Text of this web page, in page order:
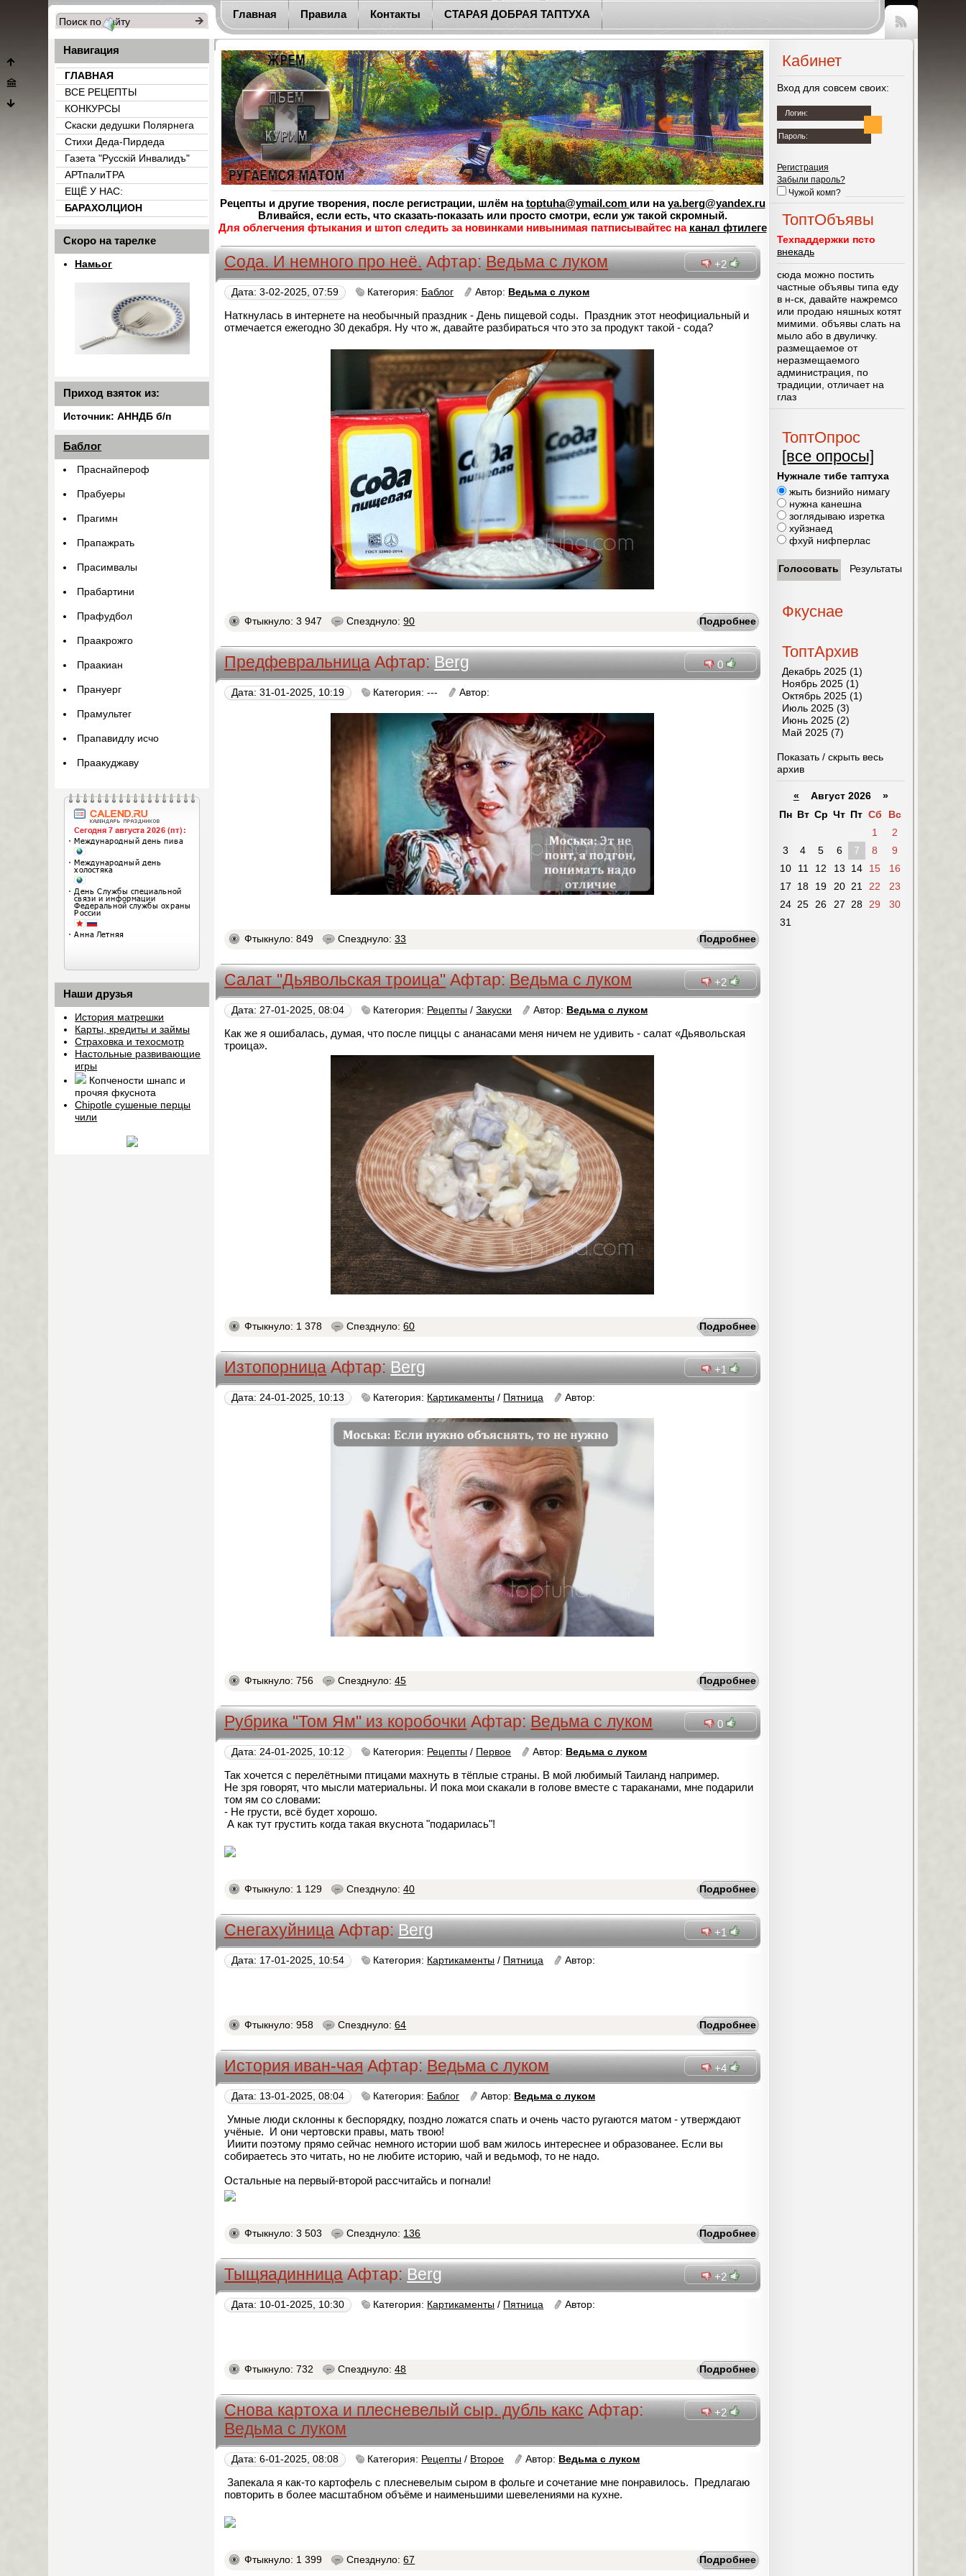
Главная Правила Контакты СТАРАЯ ДОБРАЯ ТАПТУХА
Чтение
Рецепты и другие творения, после регистрации, шлём наtoptuha@ymail.com или наya.berg@yandex.ru
Вливайся, если есть, что сказать-показать или просто смотри, если уж такой скромный.
Для облегчения фтыкания и штоп следить за новинками нивынимая патписывайтес на канал фтилеге
+2
Сода. И немного про неё. Афтар:Ведьма с луком
Дата: 3-02-2025, 07:59 Категория: Баблог Автор: Ведьма с луком
Наткнулась в интернете на необычный праздник - День пищевой соды. Праздник этот неофициальный и
отмечается ежегодно 30 декабря. Ну что ж, давайте разбираться что это за продукт такой - сода?
Подробнее
Фтыкнуло: 3 947 Спезднуло:90
0
Предфевральница Афтар:Berg
Дата: 31-01-2025, 10:19 Категория: --- Автор:
Подробнее
Фтыкнуло: 849 Спезднуло:33
+2
Салат "Дьявольская троица" Афтар:Ведьма с луком
Дата: 27-01-2025, 08:04 Категория: Рецепты /Закуски Автор: Ведьма с луком
Как же я ошибалась, думая, что после пиццы с ананасами меня ничем не удивить - салат «Дьявольская
троица».
Подробнее
Фтыкнуло: 1 378 Спезднуло:60
+1
Изтопорница Афтар:Berg
Дата: 24-01-2025, 10:13 Категория: Картикаменты / Пятница Автор:
Подробнее
Фтыкнуло: 756 Спезднуло:45
0
Рубрика "Том Ям" из коробочки Афтар:Ведьма с луком
Дата: 24-01-2025, 10:12 Категория: Рецепты / Первое Автор: Ведьма с луком
Так хочется с перелётными птицами махнуть в тёплые страны. В мой любимый Таиланд например.
Не зря говорят, что мысли материальны. И пока мои скакали в голове вместе с тараканами, мне подарили
том ям со словами:
- Не грусти, всё будет хорошо.
А как тут грустить когда такая вкуснота "подарилась"!
Подробнее
Фтыкнуло: 1 129 Спезднуло:40
+1
Снегахуйница Афтар:Berg
Дата: 17-01-2025, 10:54 Категория: Картикаменты / Пятница Автор:
Подробнее
Фтыкнуло: 958 Спезднуло:64
+4
История иван-чая Афтар:Ведьма с луком
Дата: 13-01-2025, 08:04 Категория: Баблог Автор: Ведьма с луком
Умные люди склонны к беспорядку, поздно ложатся спать и очень часто ругаются матом - утверждают
учёные. И они чертовски правы, мать твою!
Ииити поэтому прямо сейчас немного истории шоб вам жилось интереснее и образованее. Если вы
собираетесь это читать, но не любите историю, чай и ведьмоф, то не надо.
Остальные на первый-второй рассчитайсь и погнали!
Подробнее
Фтыкнуло: 3 503 Спезднуло: 136
+2
Тыщяадинница Афтар:Berg
Дата: 10-01-2025, 10:30 Категория: Картикаменты / Пятница Автор:
Подробнее
Фтыкнуло: 732 Спезднуло:48
+2
Снова картоха и плесневелый сыр. дубль какс Афтар:
Ведьма с луком
Дата: 6-01-2025, 08:08 Категория: Рецепты / Второе Автор: Ведьма с луком
Запекала я как-то картофель с плесневелым сыром в фольге и сочетание мне понравилось. Предлагаю
повторить в более масштабном объёме и наименьшими шевелениями на кухне.
Подробнее
Фтыкнуло: 1 399 Спезднуло:67
Кабинет
Вход для совсем своих:
Логин:
Пароль:
Регистрация
Забыли пароль?
Чужой комп?
ТоптОбъявы
Техпаддержки псто
внекадь
сюда можно постить
частные объявы типа еду
в н-ск, давайте нажремсо
или продаю няшных котят
мимими. объявы слать на
мыло або в двуличку.
размещаемое от
неразмещаемого
администрация, по
традиции, отличает на
глаз
ТоптОпрос
[все опросы]
Нужнале тибе таптуха
жыть бизнийо нимагу
нужна канешна
зоглядываю изретка
хуйзнаед
фхуй нифперлас
Фкуснае
ТоптАрхив
Декабрь 2025 (1)
Ноябрь 2025 (1)
Октябрь 2025 (1)
Июль 2025 (3)
Июнь 2025 (2)
Май 2025 (7)
Показать / скрыть весь
архив
« Август 2026 »
Пн Вт Ср Чт Пт Сб
Вс
1
2
3
4 5 6 7 8
9
10
11 12 13 14 15
16
17
18 19 20 21 22
23
24 25 26 27 28 29
30
31
Навигация
ГЛАВНАЯ
ВСЕ РЕЦЕПТЫ
КОНКУРСЫ
Скаски дедушки Полярнега
Стихи Деда-Пирдеда
Газета "Русскiй Инвалидъ"
АРТпалиТРА
ЕЩЁ У НАС:
БАРАХОЛЦИОН
Скоро на тарелке
Намьог
Приход взяток из:
Источник: АННДБ б/п
Баблог
Праснайпероф
Прабуеры
Прагимн
Прапажрать
Прасимвалы
Прабартини
Прафудбол
Праакрожго
Праакиан
Прануерг
Прамультег
Прапавидлу исчо
Праакуджаву
Наши друзья
История матрешки
Карты, кредиты и займы
Страховка и техосмотр
Настольные развивающие
игры
Копчености шнапс и
прочяя фкуснота
Chipotle сушеные перцы
чили